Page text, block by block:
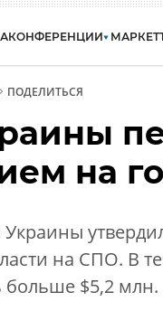
КОНФЕРЕНЦИИ МАРКЕТ
ПОДЕЛИТЬСЯ
на
Украины
на СПО. В
больше $5,2 млн.